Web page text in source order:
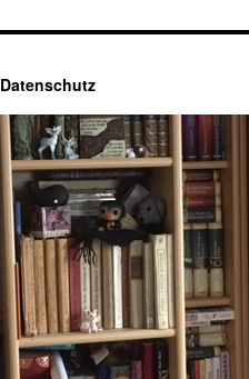
Datenschutz